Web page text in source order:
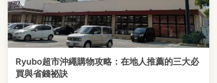
Ryubo超市沖繩購物攻略：在地人推薦的三大必
買與省錢祕訣